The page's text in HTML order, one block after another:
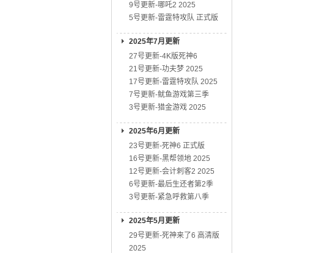
9号更新-哪吒2 2025
5号更新-雷霆特攻队 正式版
2025年7月更新
27号更新-4K版死神6
21号更新-功夫梦 2025
17号更新-雷霆特攻队 2025
7号更新-鱿鱼游戏第三季
3号更新-猎金游戏 2025
2025年6月更新
23号更新-死神6 正式版
16号更新-黑帮领地 2025
12号更新-会计刺客2 2025
6号更新-最后生还者第2季
3号更新-紧急呼救第八季
2025年5月更新
29号更新-死神来了6 高清版
2025